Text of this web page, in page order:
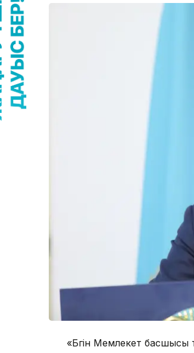
«Бүгін Мемлекет басшысы